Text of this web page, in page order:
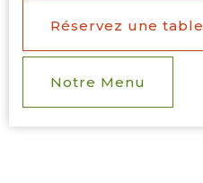
Réservez une table
Notre Menu